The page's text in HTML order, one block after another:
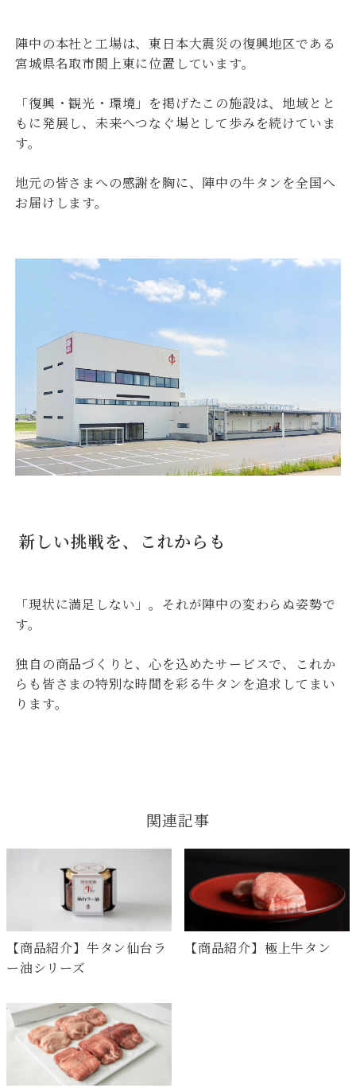
陣中の本社と工場は、東日本大震災の復興地区である
宮城県名取市閖上東に位置しています。
「復興・観光・環境」を掲げたこの施設は、地域とと
もに発展し、未来へつなぐ場として歩みを続けていま
す。
地元の皆さまへの感謝を胸に、陣中の牛タンを全国へ
お届けします。
新しい挑戦を、これからも
「現状に満足しない」。それが陣中の変わらぬ姿勢で
す。
独自の商品づくりと、心を込めたサービスで、これか
らも皆さまの特別な時間を彩る牛タンを追求してまい
ります。
関連記事
【商品紹介】牛タン仙台ラ
ー油シリーズ
【商品紹介】極上牛タン